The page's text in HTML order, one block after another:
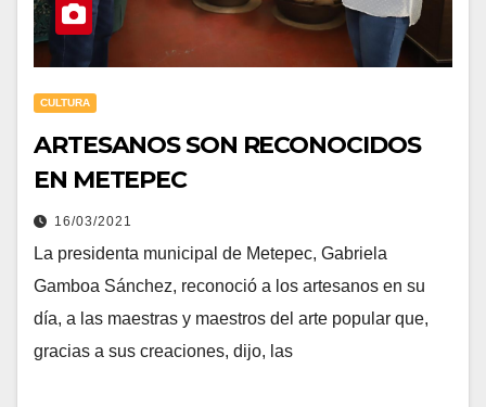
CULTURA
ARTESANOS SON RECONOCIDOS
EN METEPEC
16/03/2021
La presidenta municipal de Metepec, Gabriela
Gamboa Sánchez, reconoció a los artesanos en su
día, a las maestras y maestros del arte popular que,
gracias a sus creaciones, dijo, las